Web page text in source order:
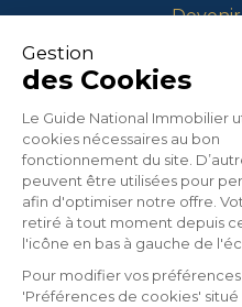
Comment
04
453
13670
Gestion
des Cookies
Le Guide National Immobilier
cookies nécessaires au bon
fonctionnement du site.
peuvent être utilisées pour
afin d'optimiser notre offre.
retiré à tout moment depuis
l'icône en bas à gauche de
Pour modifier vos
'Préférences de cookies' situé